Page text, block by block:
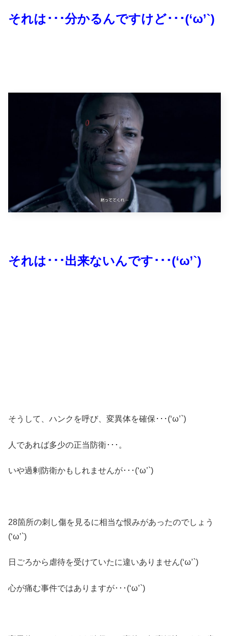
それは･･･分かるんですけど･･･(‘ω’`)
それは･･･出来ないんです･･･(‘ω’`)
そうして、ハンクを呼び、変異体を確保･･･(‘ω’`)
人であれば多少の正当防衛･･･。
いや過剰防衛かもしれませんが･･･(‘ω’`)
28箇所の刺し傷を見るに相当な恨みがあったのでしょう
(‘ω’`)
日ごろから虐待を受けていたに違いありません(‘ω’`)
心が痛む事件ではありますが･･･(‘ω’`)